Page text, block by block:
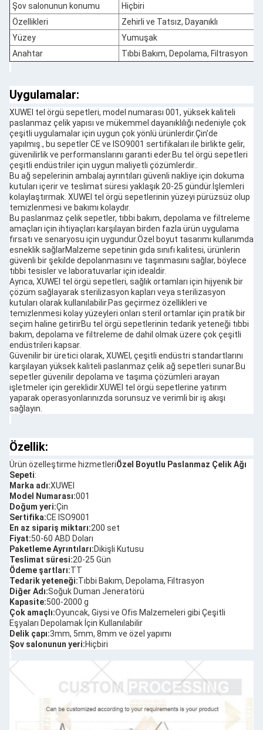
Şov salonunun konumu
Hiçbiri
Özellikleri
Zehirli ve Tatsız, Dayanıklı
Yüzey
Yumuşak
Anahtar
Tıbbi Bakım, Depolama, Filtrasyon
Uygulamalar:
XUWEI tel örgü sepetleri, model numarası 001, yüksek kaliteli
paslanmaz çelik yapısı ve mükemmel dayanıklılığı nedeniyle çok
çeşitli uygulamalar için uygun çok yönlü ürünlerdir.Çin'de
yapılmış., bu sepetler CE ve ISO9001 sertifikaları ile birlikte gelir,
güvenilirlik ve performanslarını garanti eder.Bu tel örgü sepetleri
çeşitli endüstriler için uygun maliyetli çözümlerdir..
Bu ağ sepelerinin ambalaj ayrıntıları güvenli nakliye için dokuma
kutuları içerir ve teslimat süresi yaklaşık 20-25 gündür.İşlemleri
kolaylaştırmak. XUWEI tel örgü sepetlerinin yüzeyi pürüzsüz olup
temizlenmesi ve bakımı kolaydır.
Bu paslanmaz çelik sepetler, tıbbi bakım, depolama ve filtreleme
amaçları için ihtiyaçları karşılayan birden fazla ürün uygulama
fırsatı ve senaryosu için uygundur.Özel boyut tasarımı kullanımda
esneklik sağlarMalzeme sepetinin gıda sınıfı kalitesi, ürünlerin
güvenli bir şekilde depolanmasını ve taşınmasını sağlar, böylece
tıbbi tesisler ve laboratuvarlar için idealdir.
Ayrıca, XUWEI tel örgü sepetleri, sağlık ortamları için hijyenik bir
çözüm sağlayarak sterilizasyon kapları veya sterilizasyon
kutuları olarak kullanılabilir.Pas geçirmez özellikleri ve
temizlenmesi kolay yüzeyleri onları steril ortamlar için pratik bir
seçim haline getirirBu tel örgü sepetlerinin tedarik yeteneği tıbbi
bakım, depolama ve filtreleme de dahil olmak üzere çok çeşitli
endüstrileri kapsar.
Güvenilir bir üretici olarak, XUWEI, çeşitli endüstri standartlarını
karşılayan yüksek kaliteli paslanmaz çelik ağ sepetleri sunar.Bu
sepetler güvenilir depolama ve taşıma çözümleri arayan
işletmeler için gereklidir.XUWEI tel örgü sepetlerine yatırım
yaparak operasyonlarınızda sorunsuz ve verimli bir iş akışı
sağlayın.
Özellik:
Ürün özelleştirme hizmetleriÖzel Boyutlu Paslanmaz Çelik Ağı
Sepeti:
Marka adı:XUWEI
Model Numarası:001
Doğum yeri:Çin
Sertifika:CE ISO9001
En az sipariş miktarı:200 set
Fiyat:50-60 ABD Doları
Paketleme Ayrıntıları:Dikişli Kutusu
Teslimat süresi:20-25 Gün
Ödeme şartları:TT
Tedarik yeteneği:Tıbbi Bakım, Depolama, Filtrasyon
Diğer Adı:Soğuk Duman Jeneratörü
Kapasite:500-2000 g
Çok amaçlı:Oyuncak, Giysi ve Ofis Malzemeleri gibi Çeşitli
Eşyaları Depolamak İçin Kullanılabilir
Delik çapı:3mm, 5mm, 8mm ve özel yapımı
Şov salonunun yeri:Hiçbiri